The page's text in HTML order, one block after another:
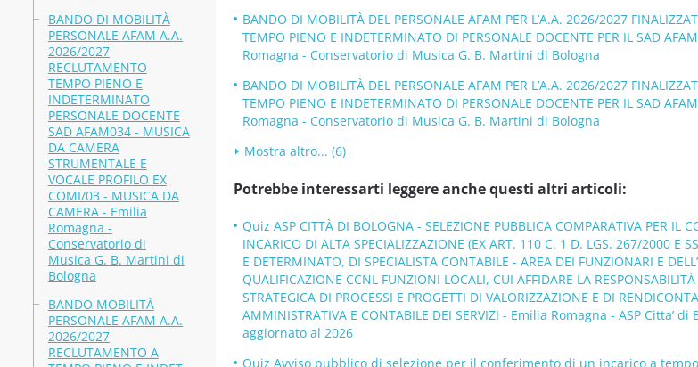
BANDO DI MOBILITÀ
PERSONALE AFAM A.A.
2026/2027
RECLUTAMENTO
TEMPO PIENO E
INDETERMINATO
PERSONALE DOCENTE
SAD AFAM034 - MUSICA
DA CAMERA
STRUMENTALE E
VOCALE PROFILO EX
COMI/03 - MUSICA DA
CAMERA - Emilia
Romagna -
Conservatorio di
Musica G. B. Martini di
Bologna
BANDO MOBILITÀ
PERSONALE AFAM A.A.
2026/2027
RECLUTAMENTO A
BANDO DI MOBILITÀ DEL PERSONALE AFAM PER L’A.A. 2026/2027
TEMPO PIENO E INDETERMINATO DI PERSONALE DOCENTE PER IL SAD
Romagna - Conservatorio di Musica G. B. Martini di Bologna
BANDO DI MOBILITÀ DEL PERSONALE AFAM PER L’A.A. 2026/2027
TEMPO PIENO E INDETERMINATO DI PERSONALE DOCENTE PER IL SAD
Romagna - Conservatorio di Musica G. B. Martini di Bologna
Mostra altro... (6)
Potrebbe interessarti leggere anche questi altri articoli:
Quiz ASP CITTÀ DI BOLOGNA - SELEZIONE PUBBLICA COMPARATIVA PER IL
INCARICO DI ALTA SPECIALIZZAZIONE (EX ART. 110 C. 1 D. LGS. 267/2000 E
E DETERMINATO, DI SPECIALISTA CONTABILE - AREA DEI FUNZIONARI E
QUALIFICAZIONE CCNL FUNZIONI LOCALI, CUI AFFIDARE LA
STRATEGICA DI PROCESSI E PROGETTI DI VALORIZZAZIONE E DI
AMMINISTRATIVA E CONTABILE DEI SERVIZI - Emilia Romagna - ASP Citta’
aggiornato al 2026
Quiz Avviso pubblico di selezione per il conferimento di un incarico a